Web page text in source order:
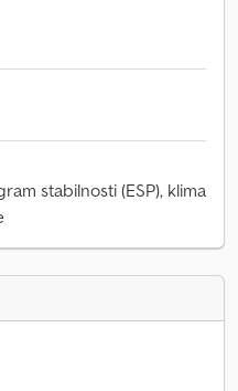
stabilnosti (ESP), klima